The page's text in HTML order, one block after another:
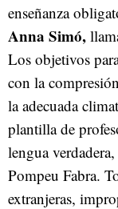
enseñanza
Anna Simó,
Los objetivos
con la
la adecuada
plantilla de
lengua
Pompeu Fabra.
extranjeras,